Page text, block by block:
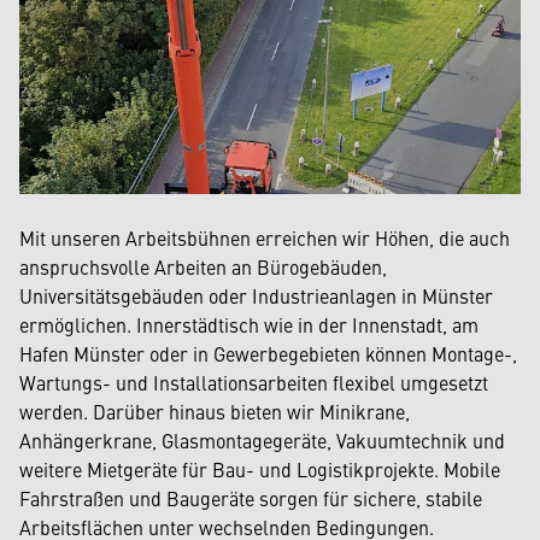
Mit unseren Arbeitsbühnen erreichen wir Höhen, die auch
anspruchsvolle Arbeiten an Bürogebäuden,
Universitätsgebäuden oder Industrieanlagen in Münster
ermöglichen. Innerstädtisch wie in der Innenstadt, am
Hafen Münster oder in Gewerbegebieten können Montage-,
Wartungs- und Installationsarbeiten flexibel umgesetzt
werden. Darüber hinaus bieten wir Minikrane,
Anhängerkrane, Glasmontagegeräte, Vakuumtechnik und
weitere Mietgeräte für Bau- und Logistikprojekte. Mobile
Fahrstraßen und Baugeräte sorgen für sichere, stabile
Arbeitsflächen unter wechselnden Bedingungen.